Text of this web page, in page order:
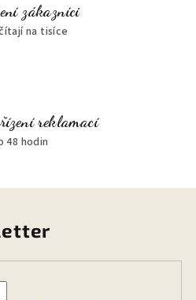
zákazníci
na tisíce
reklamací
48 hodin